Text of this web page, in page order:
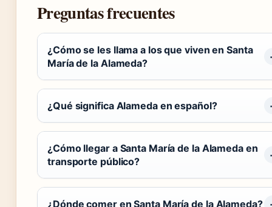
Preguntas frecuentes
¿Cómo se les llama a los que viven en Santa
María de la Alameda?
¿Qué significa Alameda en español?
¿Cómo llegar a Santa María de la Alameda en
transporte público?
¿Dónde comer en Santa María de la Alameda?